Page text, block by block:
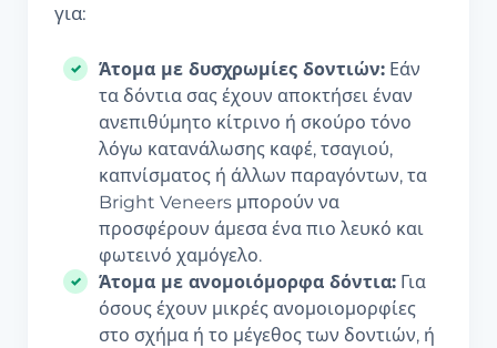
για:
Άτομα με δυσχρωμίες δοντιών: Εάν
τα δόντια σας έχουν αποκτήσει έναν
ανεπιθύμητο κίτρινο ή σκούρο τόνο
λόγω κατανάλωσης καφέ, τσαγιού,
καπνίσματος ή άλλων παραγόντων, τα
Bright Veneers μπορούν να
προσφέρουν άμεσα ένα πιο λευκό και
φωτεινό χαμόγελο.
Άτομα με ανομοιόμορφα δόντια: Για
όσους έχουν μικρές ανομοιομορφίες
στο σχήμα ή το μέγεθος των δοντιών, ή